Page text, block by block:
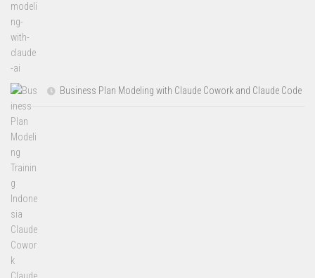
Business Plan Modeling with Claude Cowork and Claude Code